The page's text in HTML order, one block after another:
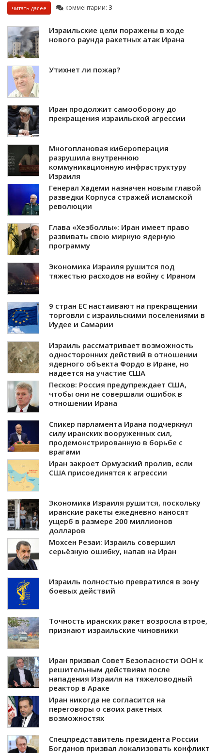
читать далее комментарии: 3
Израильские цели поражены в ходе
нового раунда ракетных атак Ирана
Утихнет ли пожар?
Иран продолжит самооборону до
прекращения израильской агрессии
Многоплановая кибероперация
разрушила внутреннюю
коммуникационную инфраструктуру
Израиля
Генерал Хадеми назначен новым главой
разведки Корпуса стражей исламской
революции
Глава «Хезболлы»: Иран имеет право
развивать свою мирную ядерную
программу
Экономика Израиля рушится под
тяжестью расходов на войну с Ираном
9 стран ЕС настаивают на прекращении
торговли с израильскими поселениями в
Иудее и Самарии
Израиль рассматривает возможность
односторонних действий в отношении
ядерного объекта Фордо в Иране, но
надеется на участие США
Песков: Россия предупреждает США,
чтобы они не совершали ошибок в
отношении Ирана
Спикер парламента Ирана подчеркнул
силу иранских вооруженных сил,
продемонстрированную в борьбе с
врагами
Иран закроет Ормузский пролив, если
США присоединятся к агрессии
Экономика Израиля рушится, поскольку
иранские ракеты ежедневно наносят
ущерб в размере 200 миллионов
долларов
Мохсен Резаи: Израиль совершил
серьёзную ошибку, напав на Иран
Израиль полностью превратился в зону
боевых действий
Точность иранских ракет возросла втрое,
признают израильские чиновники
Иран призвал Совет Безопасности ООН к
решительным действиям после
нападения Израиля на тяжеловодный
реактор в Араке
Иран никогда не согласится на
переговоры о своих ракетных
возможностях
Спецпредставитель президента России
Богданов призвал локализовать конфликт